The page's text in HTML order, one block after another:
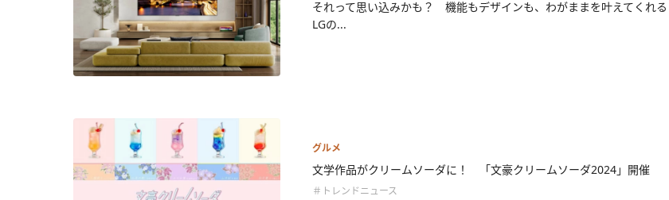
それって思い込みかも？ 機能もデザインも、わがままを叶えてくれる
LGの...
グルメ
文学作品がクリームソーダに！ 「文豪クリームソーダ2024」開催
＃トレンドニュース